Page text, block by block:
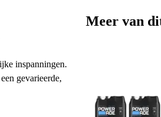
inspanningen.
gevarieerde,
Meer van